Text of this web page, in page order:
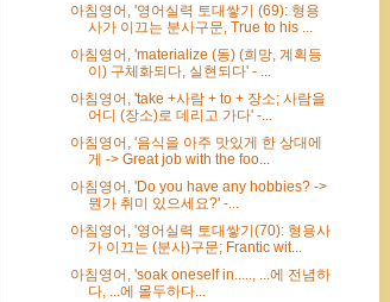
아침영어, '영어실력 토대쌓기 (69): 형용
사가 이끄는 분사구문, True to his ...
아침영어, 'materialize (동) (희망, 계획등
이) 구체화되다, 실현되다' - ...
아침영어, 'take +사람 + to + 장소; 사람을
어디 (장소)로 데리고 가다' -...
아침영어, '음식을 아주 맛있게 한 상대에
게 -> Great job with the foo...
아침영어, 'Do you have any hobbies? ->
뭔가 취미 있으세요?' -...
아침영어, '영어실력 토대쌓기(70): 형용사
가 이끄는 (분사)구문; Frantic wit...
아침영어, 'soak oneself in....., ...에 전념하
다, ...에 몰두하다...